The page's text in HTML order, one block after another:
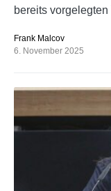
bereits
Frank Malcov
6. November 2025